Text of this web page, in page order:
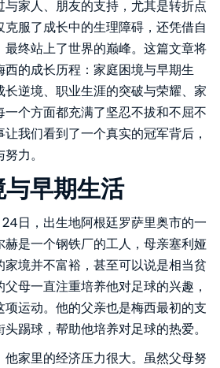
家人、朋友的支持，尤其是转折点
服了成长中的生理障碍，还凭借自
最终站上了世界的巅峰。这篇文章将
的成长历程：家庭困境与早期生
逆境、职业生涯的突破与荣耀、家
个方面都充满了坚忍不拔和不屈不
我们看到了一个真实的冠军背后，
力。
与早期生活
日，出生地阿根廷罗萨里奥市的一
是一个钢铁厂的工人，母亲塞利娅
境并不富裕，甚至可以说是相当贫
母一直注重培养他对足球的兴趣，
运动。他的父亲也是梅西最初的支
踢球，帮助他培养对足球的热爱。
家里的经济压力很大。虽然父母努